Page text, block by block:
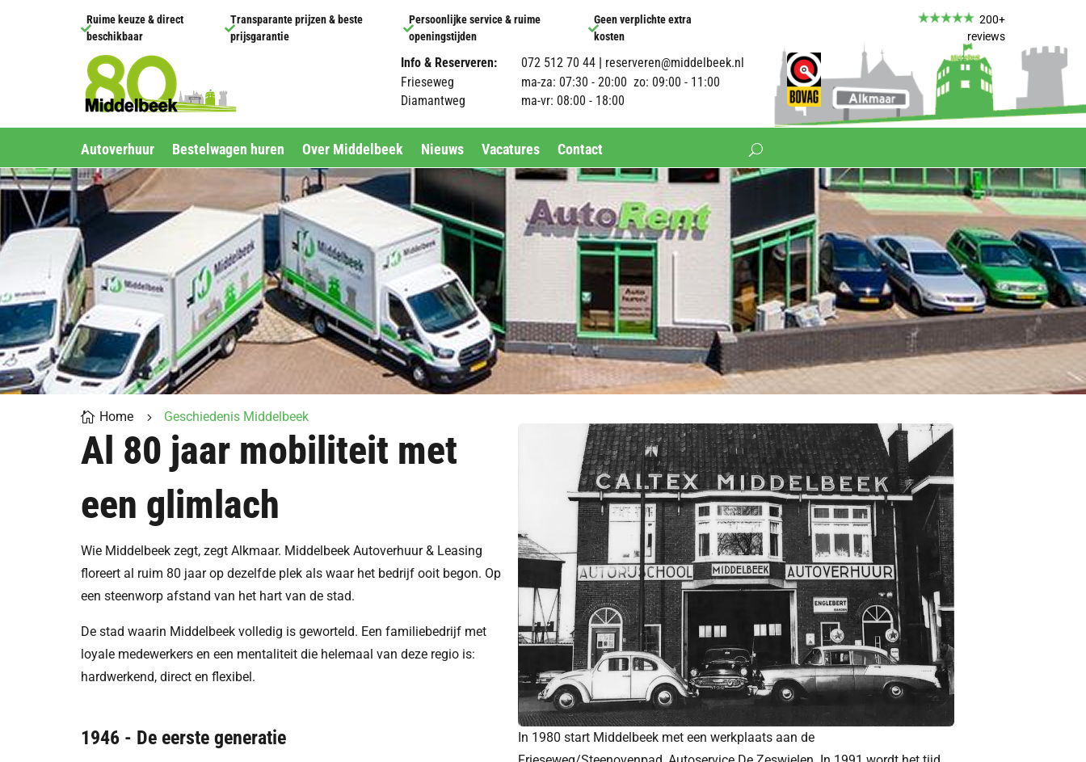

Ruime keuze & direct
beschikbaar

Transparante prijzen & beste
prijsgarantie

Persoonlijke service & ruime
openingstijden

Geen verplichte extra
kosten
200+
reviews
Info & Reserveren: 072 512 70 44 | reserveren@middelbeek.nl
Frieseweg
ma-za: 07:30 - 20:00 zo: 09:00 - 11:00
Diamantweg
ma-vr: 08:00 - 18:00
Autoverhuur Bestelwagen huren Over Middelbeek Nieuws Vacatures Contact
 Home 5 Geschiedenis Middelbeek
Al 80 jaar mobiliteit met
een glimlach
Wie Middelbeek zegt, zegt Alkmaar. Middelbeek Autoverhuur & Leasing
floreert al ruim 80 jaar op dezelfde plek als waar het bedrijf ooit begon. Op
een steenworp afstand van het hart van de stad.
De stad waarin Middelbeek volledig is geworteld. Een familiebedrijf met
loyale medewerkers en een mentaliteit die helemaal van deze regio is:
hardwerkend, direct en flexibel.
1946 - De eerste generatie
In 1980 start Middelbeek met een werkplaats aan de